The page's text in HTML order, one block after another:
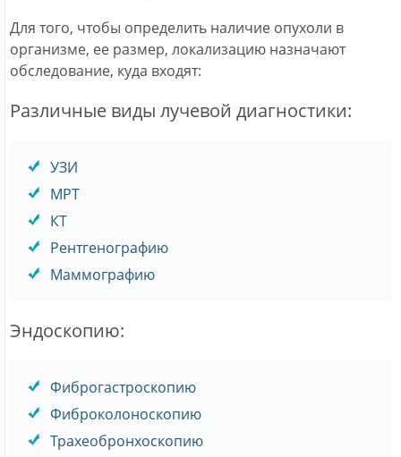
Для того, чтобы определить наличие опухоли в
организме, ее размер, локализацию назначают
обследование, куда входят:
Различные виды лучевой диагностики:
УЗИ
МРТ
КТ
Рентгенографию
Маммографию
Эндоскопию:
Фиброгастроскопию
Фиброколоноскопию
Трахеобронхоскопию